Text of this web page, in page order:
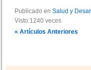
c
e
tt
er
m
p
Publicado en Salud y
Visto:1240 veces
N
« Artículos Anteriores